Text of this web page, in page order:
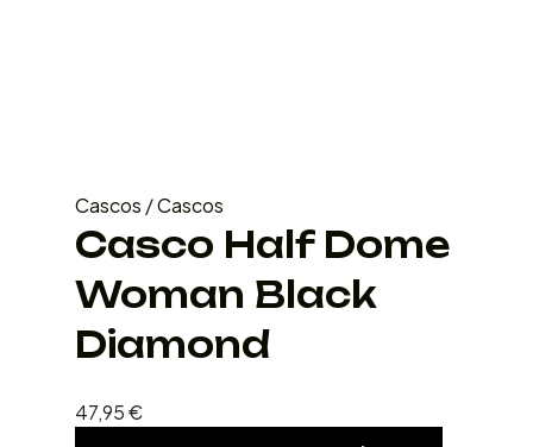
Cascos /Cascos
Casco Half Dome
Woman Black
Diamond
47,95€